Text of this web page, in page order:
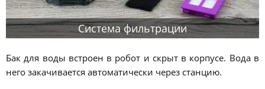
Система фильтрации
Бак для воды встроен в робот и скрыт в корпусе. Вода в
него закачивается автоматически через станцию.